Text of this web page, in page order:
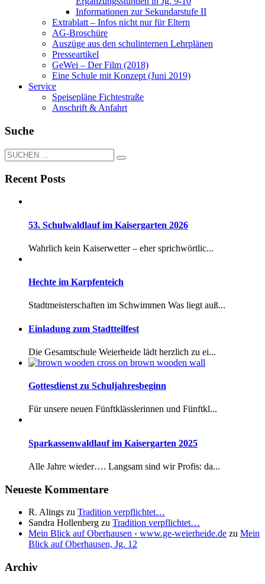
Informationen zur Sekundarstufe II
Extrablatt – Infos nicht nur für Eltern
AG-Broschüre
Auszüge aus den schulinternen Lehrplänen
Presseartikel
GeWei – Der Film (2018)
Eine Schule mit Konzept (Juni 2019)
Service
Speisepläne Fichtestraße
Anschrift & Anfahrt
Suche
Recent Posts
53. Schulwaldlauf im Kaisergarten 2026
Wahrlich kein Kaiserwetter – eher sprichwörtlic...
Hechte im Karpfenteich
Stadtmeisterschaften im Schwimmen Was liegt auß...
Einladung zum Stadtteilfest
Die Gesamtschule Weierheide lädt herzlich zu ei...
Gottesdienst zu Schuljahresbeginn
Für unsere neuen Fünftklässlerinnen und Fünftkl...
Sparkassenwaldlauf im Kaisergarten 2025
Alle Jahre wieder…. Langsam sind wir Profis: da...
Neueste Kommentare
R. Alings zu Tradition verpflichtet…
Sandra Hollenberg zu Tradition verpflichtet…
Mein Blick auf Oberhausen ‹ www.ge-weierheide.de zu Mein
Blick auf Oberhausen, Jg. 12
Archiv